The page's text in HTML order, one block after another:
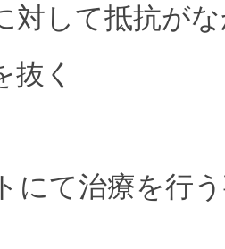
対して抵抗が
抜く
にて治療を行